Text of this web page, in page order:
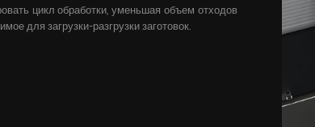
цикл обработки, уменьшая объем отходов
для загрузки-разгрузки заготовок.